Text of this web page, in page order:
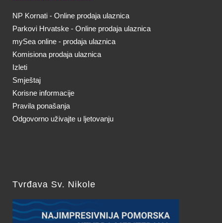
NP Kornati - Online prodaja ulaznica
Parkovi Hrvatske - Online prodaja ulaznica
mySea online - prodaja ulaznica
Komisiona prodaja ulaznica
Izleti
Smještaj
Korisne informacije
Pravila ponašanja
Odgovorno uživajte u ljetovanju
Tvrđava Sv. Nikole